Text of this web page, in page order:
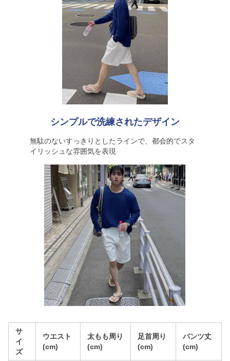
シンプルで洗練されたデザイン
無駄のないすっきりとしたラインで、都会的でスタ
イリッシュな雰囲気を表現
サ
イ
ズ
ウエスト
(cm)
太もも周り
(cm)
足首周り
(cm)
パンツ丈
(cm)